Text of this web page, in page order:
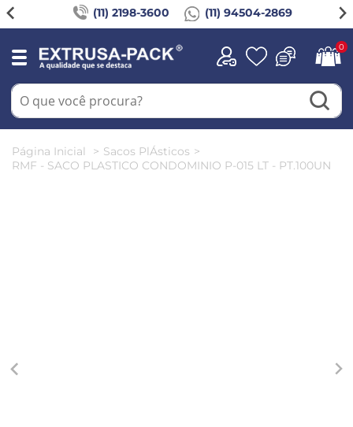
(11) 2198-3600 (11) 94504-2869
0
Página Inicial
Sacos PlÁsticos
RMF - SACO PLASTICO CONDOMINIO P-015 LT - PT.100UN